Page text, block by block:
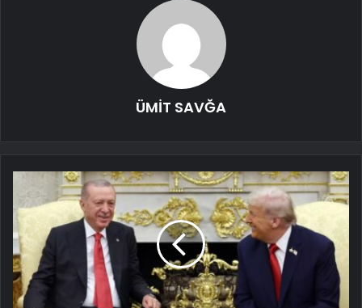
ÜMİT SAVĞA